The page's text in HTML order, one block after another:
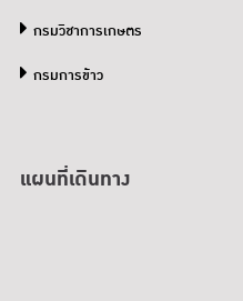
กรมวิชาการเกษตร
กรมการข้าว
แผนที่เดินทาง